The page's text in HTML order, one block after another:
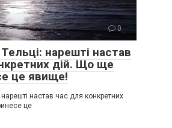
0
нарешті настав
дій. Що ще
це явище!
нарешті настав час для конкретних
це